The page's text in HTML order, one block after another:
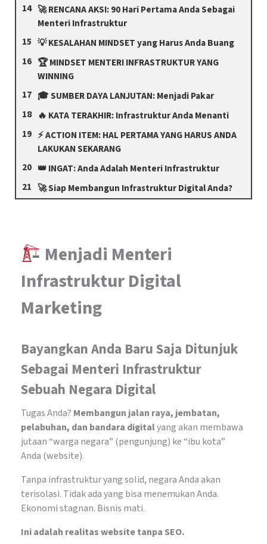
🚀 RENCANA AKSI: 90 Hari Pertama Anda Sebagai
Menteri Infrastruktur
💡 KESALAHAN MINDSET yang Harus Anda Buang
🏆 MINDSET MENTERI INFRASTRUKTUR YANG
WINNING
🎓 SUMBER DAYA LANJUTAN: Menjadi Pakar
🔥 KATA TERAKHIR: Infrastruktur Anda Menanti
⚡ ACTION ITEM: HAL PERTAMA YANG HARUS ANDA
LAKUKAN SEKARANG
👑 INGAT: Anda Adalah Menteri Infrastruktur
🚀 Siap Membangun Infrastruktur Digital Anda?
Menjadi Menteri
Infrastruktur Digital
Marketing
Bayangkan Anda Baru Saja Ditunjuk
Sebagai Menteri Infrastruktur
Sebuah Negara Digital
Tugas Anda? Membangun jalan raya, jembatan,
pelabuhan, dan bandara digitalyang akan membawa
jutaan “warga negara” (pengunjung) ke “ibu kota”
Anda (website).
Tanpa infrastruktur yang solid, negara Anda akan
terisolasi. Tidak ada yang bisa menemukan Anda.
Ekonomi stagnan. Bisnis mati.
Ini adalah realitas website tanpa SEO.